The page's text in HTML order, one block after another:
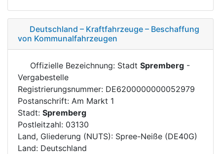
Deutschland – Kraftfahrzeuge – Beschaffung
von Kommunalfahrzeugen
Offizielle Bezeichnung: Stadt Spremberg -
Vergabestelle
Registrierungsnummer: DE6200000000052979
Postanschrift: Am Markt 1
Stadt: Spremberg
Postleitzahl: 03130
Land, Gliederung (NUTS): Spree-Neiße (DE40G)
Land: Deutschland